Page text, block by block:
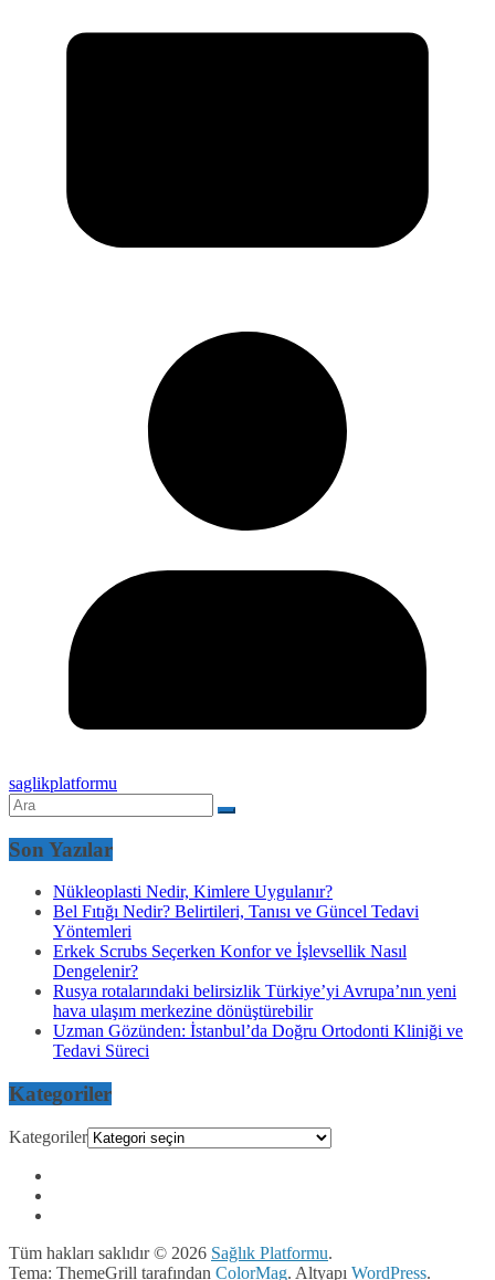
saglikplatformu
Son Yazılar
Nükleoplasti Nedir, Kimlere Uygulanır?
Bel Fıtığı Nedir? Belirtileri, Tanısı ve Güncel Tedavi
Yöntemleri
Erkek Scrubs Seçerken Konfor ve İşlevsellik Nasıl
Dengelenir?
Rusya rotalarındaki belirsizlik Türkiye’yi Avrupa’nın yeni
hava ulaşım merkezine dönüştürebilir
Uzman Gözünden: İstanbul’da Doğru Ortodonti Kliniği ve
Tedavi Süreci
Kategoriler
Kategoriler
Tüm hakları saklıdır © 2026 Sağlık Platformu.
Tema: ThemeGrill tarafından ColorMag. Altyapı WordPress.